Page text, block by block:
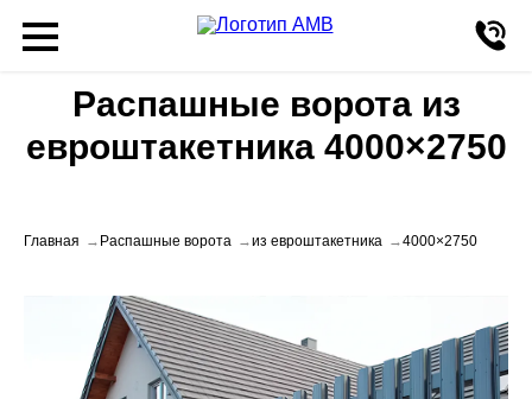
Распашные ворота из
евроштакетника 4000×2750
Главная Распашные ворота из евроштакетника 4000×2750